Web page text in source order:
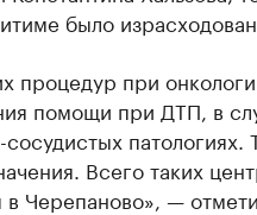
было
процедур при
помощи при ДТП, в
патологиях.
Всего таких
Черепаново», —